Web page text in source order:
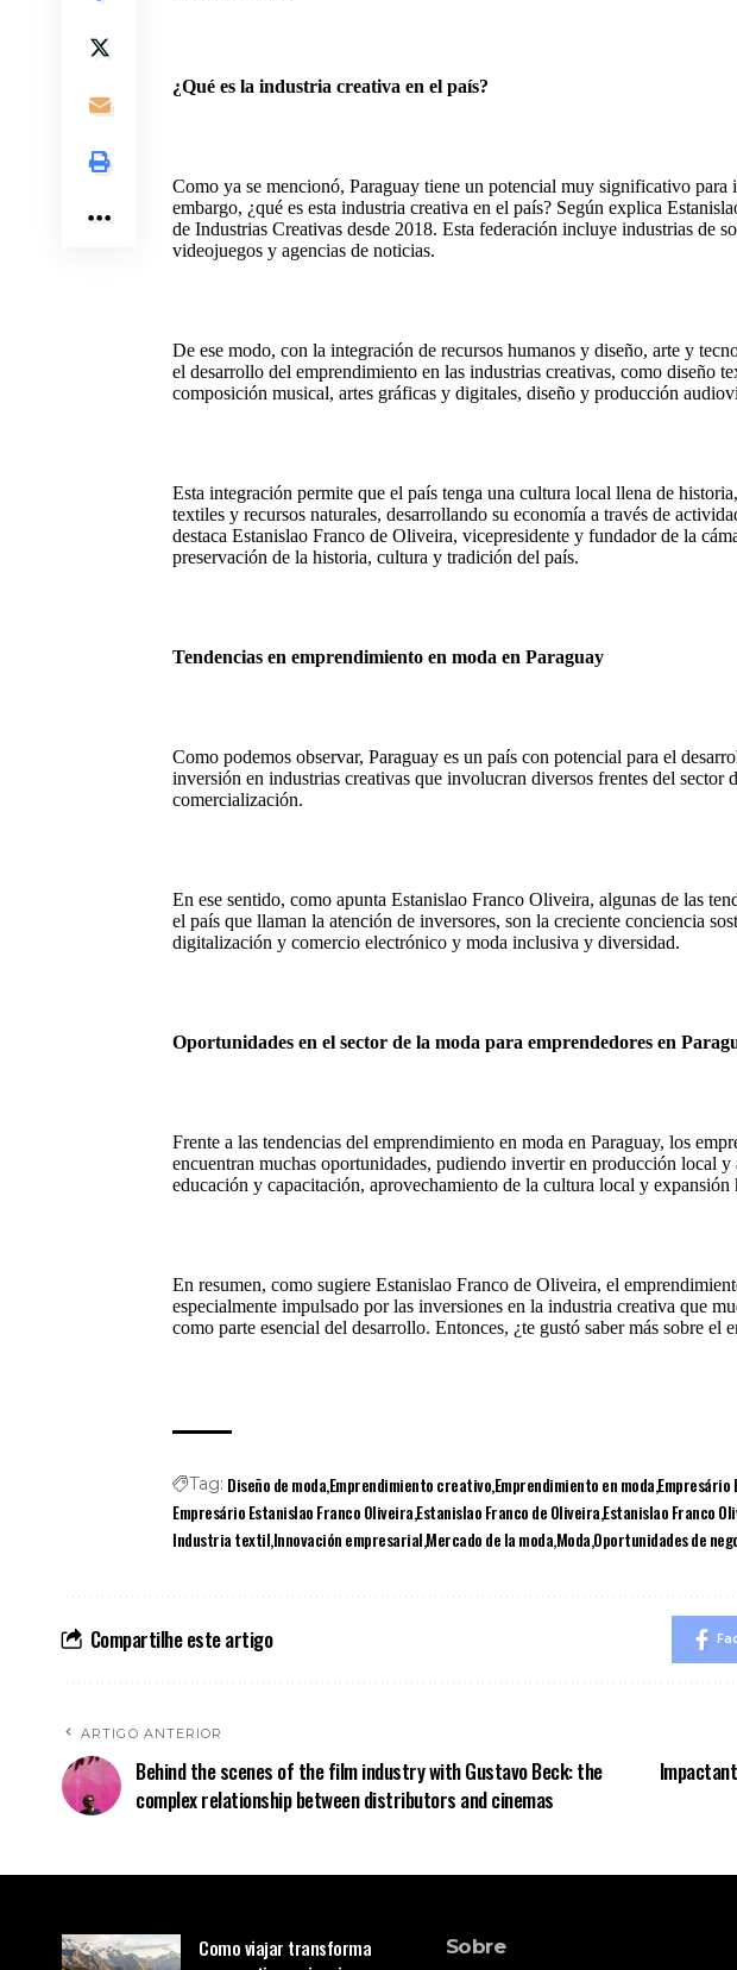
¿Qué es la industria creativa en el país?
Como ya se mencionó, Paraguay tiene un potencial muy significativo para
embargo, ¿qué es esta industria creativa en el país? Según explica
de Industrias Creativas desde 2018. Esta federación incluye industrias de
videojuegos y agencias de noticias.
De ese modo, con la integración de recursos humanos y diseño, arte y
el desarrollo del emprendimiento en las industrias creativas, como diseño
composición musical, artes gráficas y digitales, diseño y producción
Esta integración permite que el país tenga una cultura local llena de
textiles y recursos naturales, desarrollando su economía a través de
destaca Estanislao Franco de Oliveira, vicepresidente y fundador de la
preservación de la historia, cultura y tradición del país.
Tendencias en emprendimiento en moda en Paraguay
Como podemos observar, Paraguay es un país con potencial para el
inversión en industrias creativas que involucran diversos frentes del sector
comercialización.
En ese sentido, como apunta Estanislao Franco Oliveira, algunas de las
el país que llaman la atención de inversores, son la creciente conciencia
digitalización y comercio electrónico y moda inclusiva y diversidad.
Oportunidades en el sector de la moda para emprendedores en
Frente a las tendencias del emprendimiento en moda en Paraguay, los
encuentran muchas oportunidades, pudiendo invertir en producción local y
educación y capacitación, aprovechamiento de la cultura local y expansión
En resumen, como sugiere Estanislao Franco de Oliveira, el
especialmente impulsado por las inversiones en la industria creativa que
como parte esencial del desarrollo. Entonces, ¿te gustó saber más sobre el
Tag: Diseño de modaEmprendimiento creativoEmprendimiento en modaEmpresário
Empresário Estanislao Franco OliveiraEstanislao Franco de OliveiraEstanislao Franco
Industria textilInnovación empresarialMercado de la modaModaOportunidades de
Compartilhe este artigo
ARTIGO ANTERIOR
Behind the scenes of the film industry with Gustavo Beck: the
complex relationship between distributors and cinemas
Como viajar transforma
Sobre